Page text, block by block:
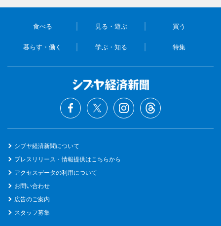
食べる 見る・遊ぶ 買う
暮らす・働く 学ぶ・知る 特集
シブヤ経済新聞について
プレスリリース・情報提供はこちらから
アクセスデータの利用について
お問い合わせ
広告のご案内
スタッフ募集